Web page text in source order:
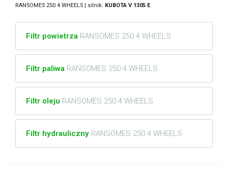
RANSOMES 250 4 WHEELS | silnik: KUBOTA V 1305 E
Filtr powietrza RANSOMES 250 4 WHEELS
Filtr paliwa RANSOMES 250 4 WHEELS
Filtr oleju RANSOMES 250 4 WHEELS
Filtr hydrauliczny RANSOMES 250 4 WHEELS